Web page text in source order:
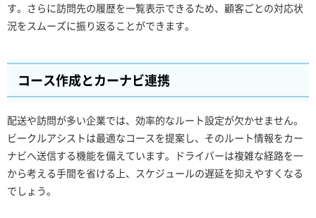
す。さらに訪問先の履歴を一覧表示できるため、顧客ごとの対応状
況をスムーズに振り返ることができます。
コース作成とカーナビ連携
配送や訪問が多い企業では、効率的なルート設定が欠かせません。
ビークルアシストは最適なコースを提案し、そのルート情報をカー
ナビへ送信する機能を備えています。ドライバーは複雑な経路を一
から考える手間を省ける上、スケジュールの遅延を抑えやすくなる
でしょう。